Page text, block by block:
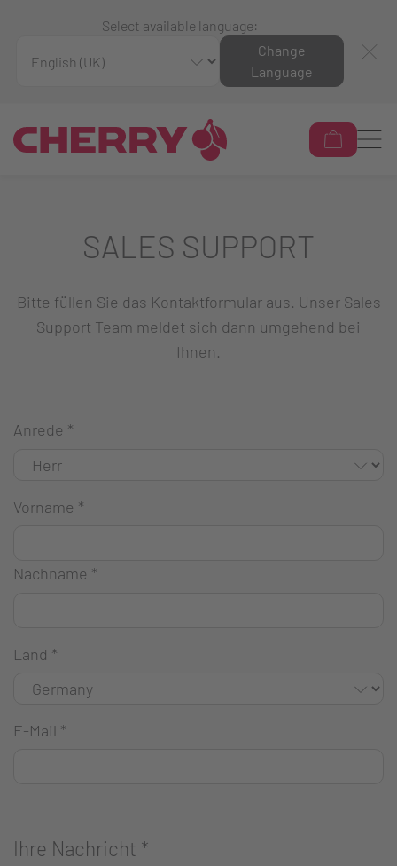
Select available language:
Change
Language
SALES SUPPORT
Bitte füllen Sie das Kontaktformular aus. Unser Sales
Support Team meldet sich dann umgehend bei
Ihnen.
Anrede *
Vorname *
Nachname *
Land *
E-Mail *
Ihre Nachricht *